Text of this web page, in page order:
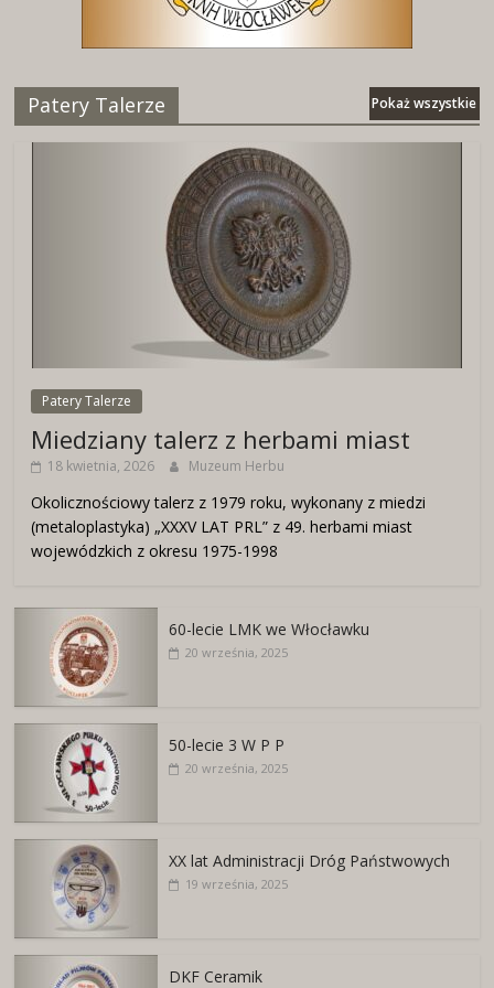
Patery Talerze Pokaż wszystkie
Patery Talerze
Miedziany talerz z herbami miast
18 kwietnia, 2026 Muzeum Herbu
Okolicznościowy talerz z 1979 roku, wykonany z miedzi
(metaloplastyka) „XXXV LAT PRL” z 49. herbami miast
wojewódzkich z okresu 1975-1998
60-lecie LMK we Włocławku
20 września, 2025
50-lecie 3 W P P
20 września, 2025
XX lat Administracji Dróg Państwowych
19 września, 2025
DKF Ceramik